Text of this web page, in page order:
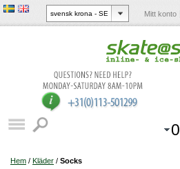
Mitt konto
0
Hem / Kläder / Socks